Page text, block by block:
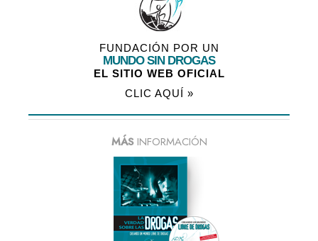
FUNDACIÓN POR UN
MUNDO SIN DROGAS
EL SITIO WEB OFICIAL
CLIC AQUÍ »
MÁSINFORMACIÓN